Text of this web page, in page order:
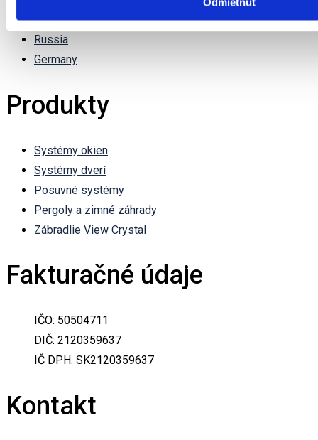
Canada
Russia
Germany
Produkty
Systémy okien
Systémy dverí
Posuvné systémy
Pergoly a zimné záhrady
Zábradlie View Crystal
Fakturačné údaje
IČO: 50504711
DIČ: 2120359637
IČ DPH: SK2120359637
Kontakt